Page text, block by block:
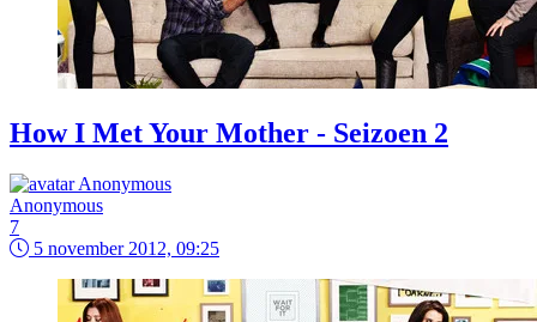
How I Met Your Mother - Seizoen 2
Anonymous
7
5 november 2012, 09:25